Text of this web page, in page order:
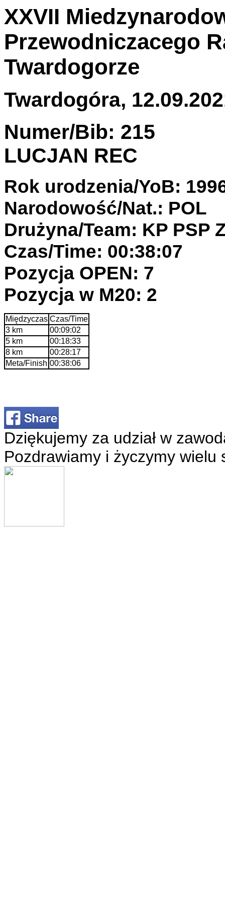
XXVII
Przewodniczacego
Twardogorze
Twardogóra,
Numer/Bib: 215
LUCJAN REC
Rok urodzenia/YoB:
Narodowość/Nat.: POL
Drużyna/Team: KP PSP
Czas/Time: 00:38:07
Pozycja OPEN: 7
Pozycja w M20: 2
Międzyczas Czas/Time
3 km
00:09:02
5 km
00:18:33
8 km
00:28:17
Meta/Finish 00:38:06
Dziękujemy za udział w
Pozdrawiamy i życzymy wielu